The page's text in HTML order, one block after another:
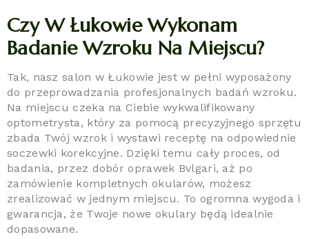
Czy W Łukowie Wykonam
Badanie Wzroku Na Miejscu?
Tak, nasz salon w Łukowie jest w pełni wyposażony
do przeprowadzania profesjonalnych badań wzroku.
Na miejscu czeka na Ciebie wykwalifikowany
optometrysta, który za pomocą precyzyjnego sprzętu
zbada Twój wzrok i wystawi receptę na odpowiednie
soczewki korekcyjne. Dzięki temu cały proces, od
badania, przez dobór oprawek Bvlgari, aż po
zamówienie kompletnych okularów, możesz
zrealizować w jednym miejscu. To ogromna wygoda i
gwarancja, że Twoje nowe okulary będą idealnie
dopasowane.